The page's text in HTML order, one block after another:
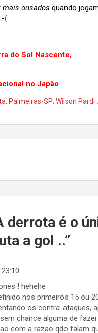
mais ousados quando
(
do Sol Nascente,
no Japão
, Palmeiras-SP, Wilson Pardi
derrota é o
a gol ..”
! hehehe
nos primeiros 15 ou
os contra-ataques,
chance alguma de
com a razao qdo falam